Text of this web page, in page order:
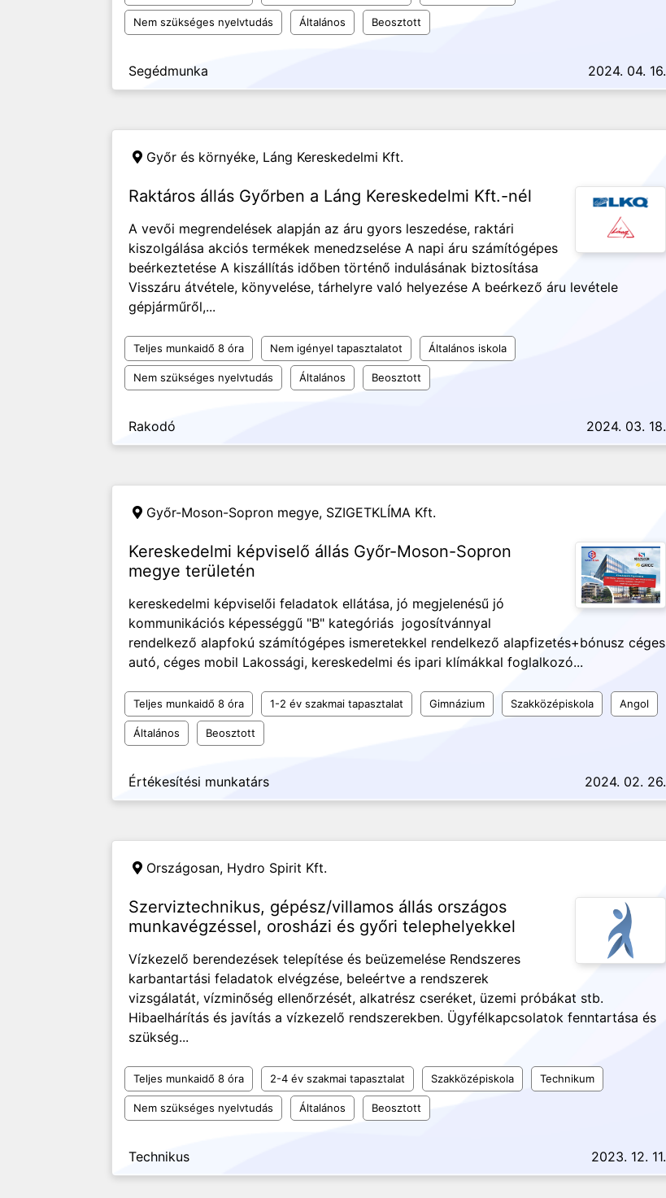
Nem szükséges nyelvtudás Általános Beosztott
Segédmunka 2024. 04. 16.
Győr és környéke, Láng Kereskedelmi Kft.
Raktáros állás Győrben a Láng Kereskedelmi Kft.-nél
A vevői megrendelések alapján az áru gyors leszedése, raktári
kiszolgálása akciós termékek menedzselése A napi áru számítógépes
beérkeztetése A kiszállítás időben történő indulásának biztosítása
Visszáru átvétele, könyvelése, tárhelyre való helyezése A beérkező áru levétele
gépjárműről,...
Teljes munkaidő 8 óra Nem igényel tapasztalatot Általános iskola
Nem szükséges nyelvtudás Általános Beosztott
Rakodó 2024. 03. 18.
Győr-Moson-Sopron megye, SZIGETKLÍMA Kft.
Kereskedelmi képviselő állás Győr-Moson-Sopron
megye területén
kereskedelmi képviselői feladatok ellátása, jó megjelenésű jó
kommunikációs képességgű "B" kategóriás jogosítvánnyal
rendelkező alapfokú számítógépes ismeretekkel rendelkező alapfizetés+bónusz céges
autó, céges mobil Lakossági, kereskedelmi és ipari klímákkal foglalkozó...
Teljes munkaidő 8 óra 1-2 év szakmai tapasztalat Gimnázium Szakközépiskola Angol
Általános Beosztott
Értékesítési munkatárs 2024. 02. 26.
Országosan, Hydro Spirit Kft.
Szerviztechnikus, gépész/villamos állás országos
munkavégzéssel, orosházi és győri telephelyekkel
Vízkezelő berendezések telepítése és beüzemelése Rendszeres
karbantartási feladatok elvégzése, beleértve a rendszerek
vizsgálatát, vízminőség ellenőrzését, alkatrész cseréket, üzemi próbákat stb.
Hibaelhárítás és javítás a vízkezelő rendszerekben. Ügyfélkapcsolatok fenntartása és
szükség...
Teljes munkaidő 8 óra 2-4 év szakmai tapasztalat Szakközépiskola Technikum
Nem szükséges nyelvtudás Általános Beosztott
Technikus 2023. 12. 11.